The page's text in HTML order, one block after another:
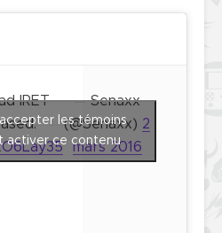
IRET
— Senaxx
(@Senaxx) 2
mars 2016
les témoins
activer ce contenu
une
flopée de
projets